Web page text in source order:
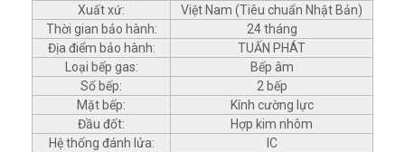
Xuất xứ:
Việt Nam (Tiêu chuẩn Nhật Bản)
Thời gian bảo hành:
24 tháng
Địa điểm bảo hành:
TUẤN PHÁT
Loại bếp gas:
Bếp âm
Số bếp:
2 bếp
Mặt bếp:
Kính cường lực
Đầu đốt:
Hợp kim nhôm
Hệ thống đánh lửa:
IC